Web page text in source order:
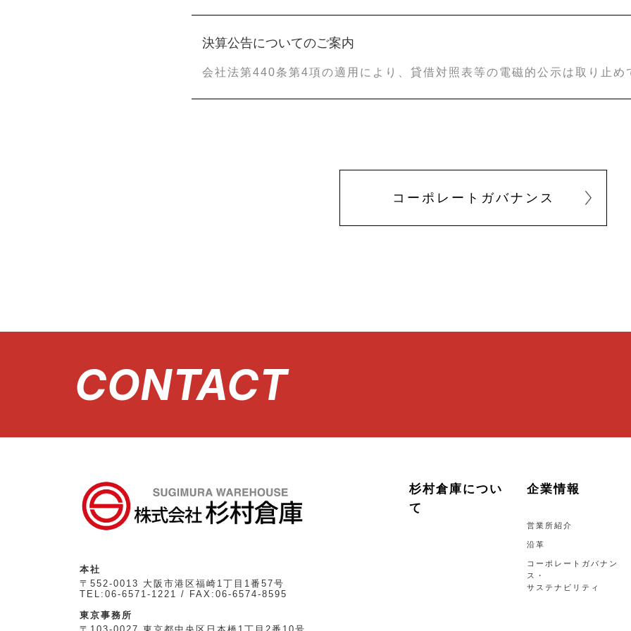
決算公告についてのご案内
会社法第440条第4項の適用により、貸借対照表等の電磁的公示は取り止め
コーポレートガバナンス
CONTACT
本社
〒552-0013 大阪市港区福崎1丁目1番57号
TEL:06-6571-1221 / FAX:06-6574-8595
東京事務所
杉村倉庫につい
て
企業情報
営業所紹介
沿革
コーポレートガバナン
ス・
サステナビリティ